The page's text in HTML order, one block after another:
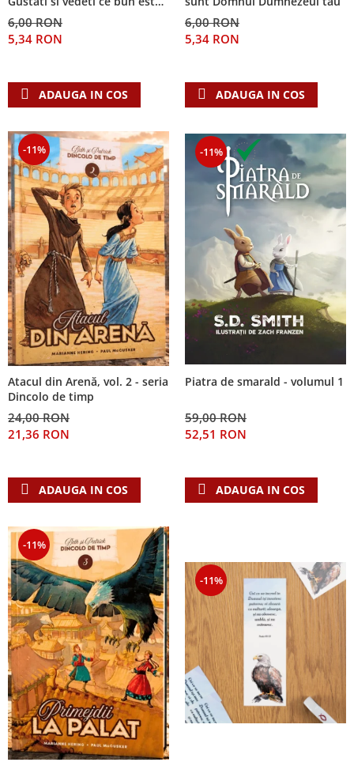
Domnul!
6,00 RON
5,34 RON
ADAUGA IN COS
6,00 RON
5,34 RON
ADAUGA IN COS
-11%
Atacul din Arenă, vol. 2 - seria
Dincolo de timp
24,00 RON
21,36 RON
ADAUGA IN COS
-11%
Piatra de smarald - volumul 1
59,00 RON
52,51 RON
ADAUGA IN COS
-11%
-11%